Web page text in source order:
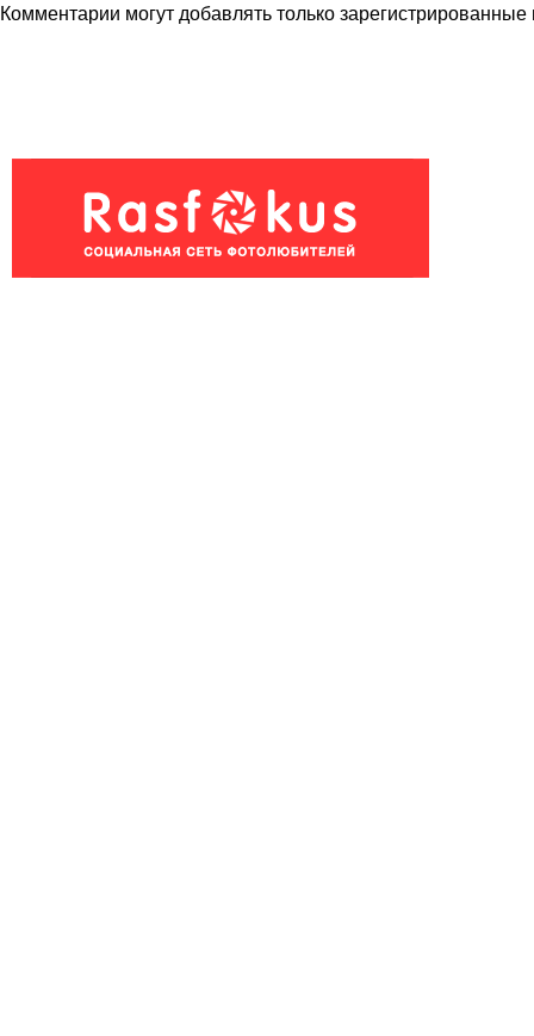
Комментарии могут добавлять толькозарегистрированные